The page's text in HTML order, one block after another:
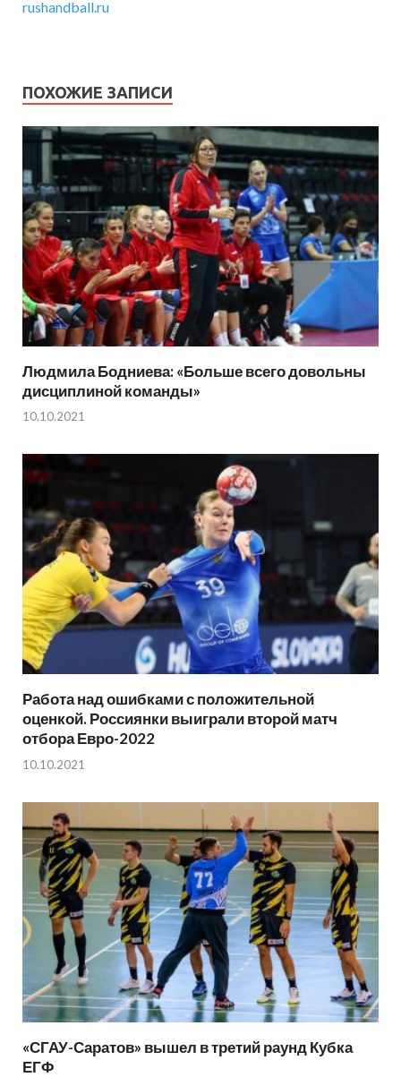
rushandball.ru
ПОХОЖИЕ ЗАПИСИ
Людмила Бодниева: «Больше всего довольны
дисциплиной команды»
10.10.2021
Работа над ошибками с положительной
оценкой. Россиянки выиграли второй матч
отбора Евро-2022
10.10.2021
«СГАУ-Саратов» вышел в третий раунд Кубка
ЕГФ